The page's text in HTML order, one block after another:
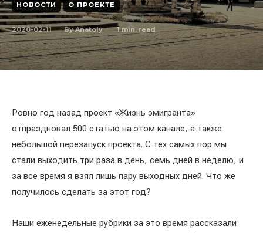
НОВОСТИ О ПРОЕКТЕ
2020-02-11 By Anatoly 1min. read
Ровно год назад проект «Жизнь эмигранта»
отпраздновал 500 статью на этом канале, а также
небольшой перезапуск проекта. С тех самых пор мы
стали выходить три раза в день, семь дней в неделю, и
за всё время я взял лишь пару выходных дней. Что же
получилось сделать за этот год?
Наши еженедельные рубрики за это время рассказали